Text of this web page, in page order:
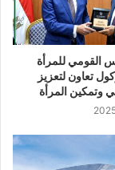
القومي للمرأة
تعاون لتعزيز
وتمكين المرأة